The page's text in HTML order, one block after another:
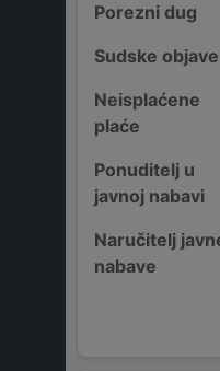
Porezni dug
Sudske objave
Neisplaćene
plaće
Ponuditelj u
javnoj nabavi
Naručitelj
nabave